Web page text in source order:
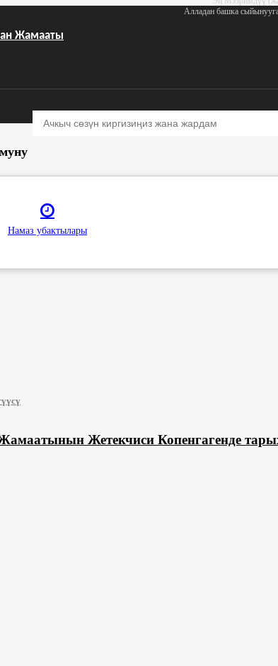
Алладан башка
Жамааты
Намаз убактылары
Ахмад Жихадды бекер кылганбы?
Жетекчиси Копенгагенде